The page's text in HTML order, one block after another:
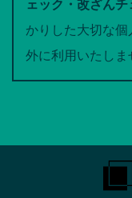
ェック・改ざんチ
かりした大切な
外に利用いたしま